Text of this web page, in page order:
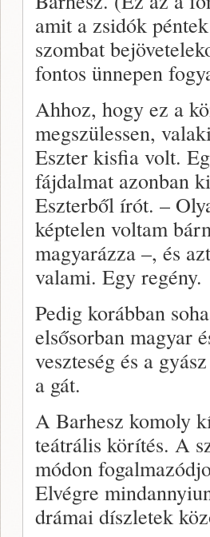
amit a zsidók
szombat
fontos ünnepen
Ahhoz, hogy ez a
megszülessen,
Eszter kisfia volt.
fájdalmat azonban
Eszterből írót. –
képtelen voltam
magyarázza –, és
valami. Egy regény.
Pedig korábban
elsősorban magyar
veszteség és a
a gát.
A Barhesz komoly
teátrális körítés. A
módon
Elvégre
drámai díszletek